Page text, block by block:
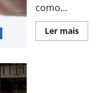
como...
Ler maisLeia
mais